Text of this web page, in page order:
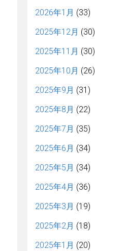
2026年1月 (33)
2025年12月 (30)
2025年11月 (30)
2025年10月 (26)
2025年9月 (31)
2025年8月 (22)
2025年7月 (35)
2025年6月 (34)
2025年5月 (34)
2025年4月 (36)
2025年3月 (19)
2025年2月 (18)
2025年1月 (20)